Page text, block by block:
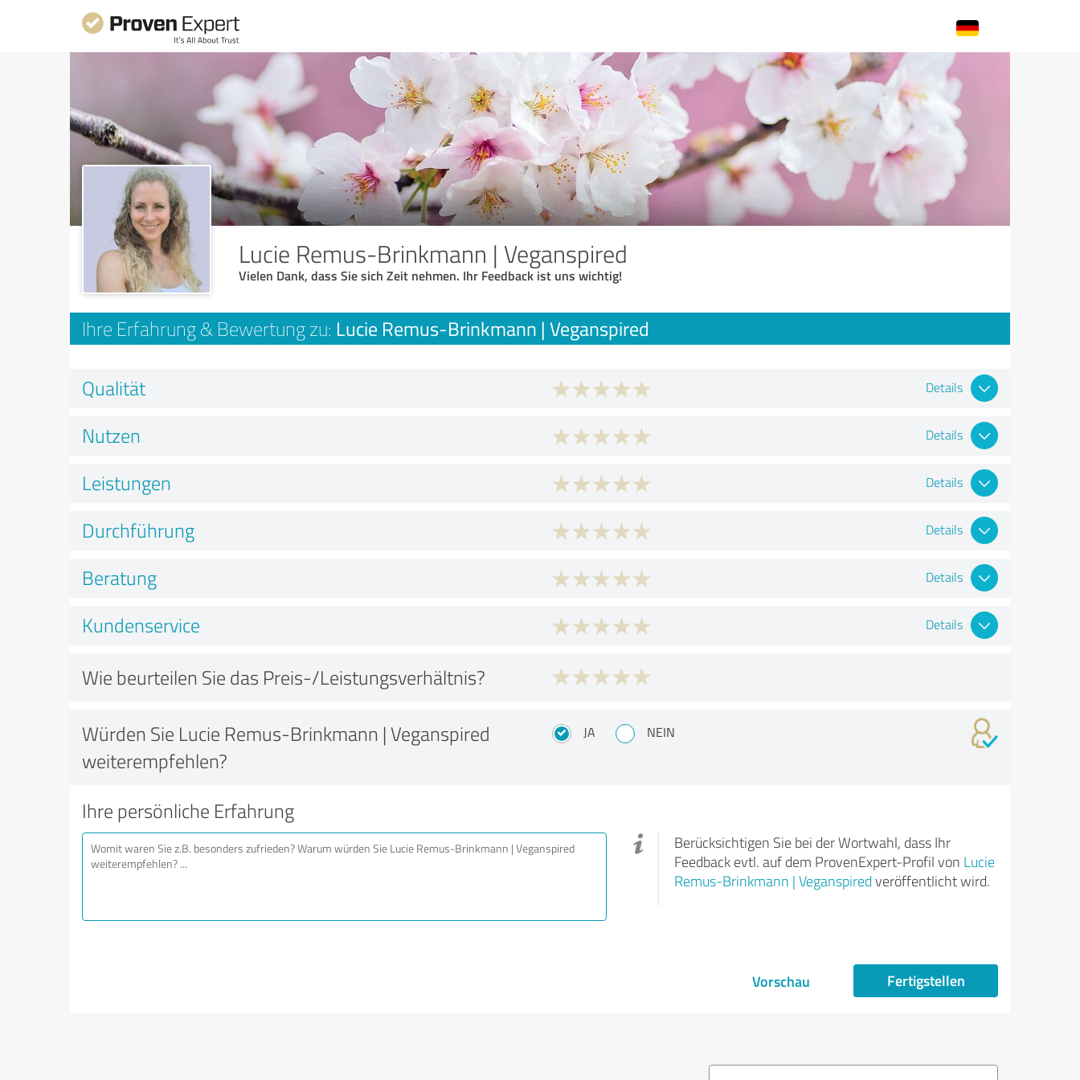
Lucie Remus-Brinkmann | Veganspired
Vielen Dank, dass Sie sich Zeit nehmen. Ihr Feedback ist uns wichtig!
Ihre Erfahrung & Bewertung zu: Lucie Remus-Brinkmann | Veganspired
Qualität Details
Nutzen Details
Leistungen Details
Durchführung Details
Beratung Details
Kundenservice Details
Wie beurteilen Sie das Preis-/Leistungsverhältnis?
Würden Sie Lucie Remus-Brinkmann | Veganspired
weiterempfehlen?
JA NEIN
Ihre persönliche Erfahrung
Berücksichtigen Sie bei der Wortwahl, dass Ihr
Feedback evtl. auf dem ProvenExpert-Profil von Lucie
Remus-Brinkmann | Veganspired veröffentlicht wird.
Vorschau Fertigstellen